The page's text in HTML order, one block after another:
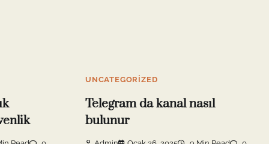
UNCATEGORIZED
Telegram da kanal nasıl
bulunur